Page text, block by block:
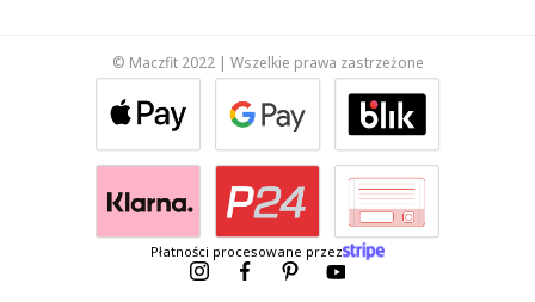
© Maczfit 2022 | Wszelkie prawa zastrzeżone
Płatności procesowane przez